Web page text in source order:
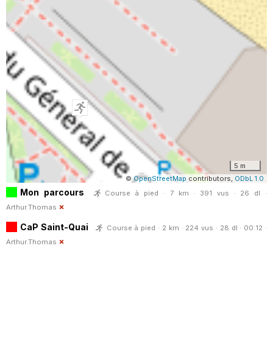
5 m
©OpenStreetMap contributors, ODbL 1.0
Mon parcours
Course à pied · 7 km · 391 vus · 26 dl ·
Arthur.Thomas
CaP Saint-Quai
Course à pied · 2 km · 224 vus · 28 dl · 00:12 ·
Arthur.Thomas